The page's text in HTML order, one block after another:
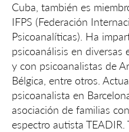
Cuba, también es
IFPS (Federación
Psicoanalíticas). Ha
psicoanálisis en diversas
y con psicoanalistas de
Bélgica, entre otros.
psicoanalista en
asociación de familias
espectro autista TEADIR.